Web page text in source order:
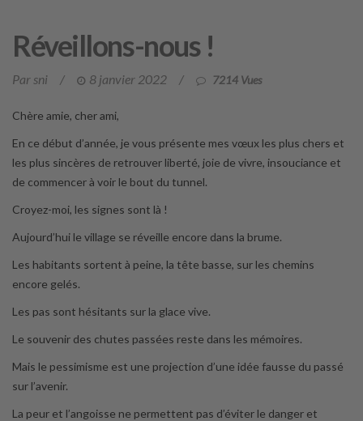
Réveillons-nous !
Par sni / 8 janvier 2022 / 7214 Vues
Chère amie, cher ami,
En ce début d’année, je vous présente mes vœux les plus chers et
les plus sincères de retrouver liberté, joie de vivre, insouciance et
de commencer à voir le bout du tunnel.
Croyez-moi, les signes sont là !
Aujourd’hui le village se réveille encore dans la brume.
Les habitants sortent à peine, la tête basse, sur les chemins
encore gelés.
Les pas sont hésitants sur la glace vive.
Le souvenir des chutes passées reste dans les mémoires.
Mais le pessimisme est une projection d’une idée fausse du passé
sur l’avenir.
La peur et l’angoisse ne permettent pas d’éviter le danger et